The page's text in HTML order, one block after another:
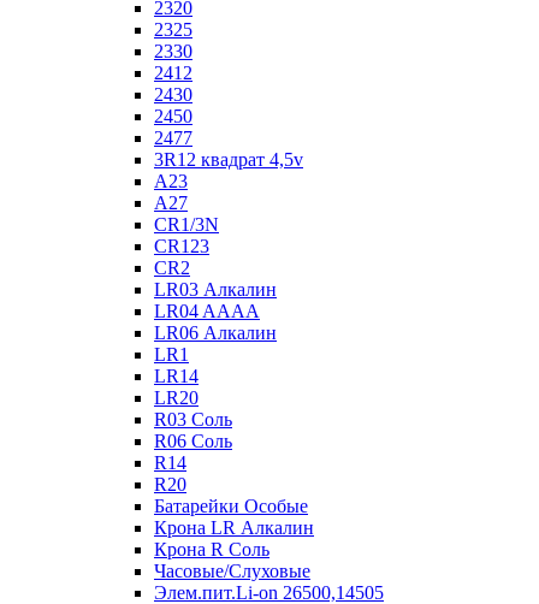
2320
2325
2330
2412
2430
2450
2477
3R12 квадрат 4,5v
A23
A27
CR1/3N
CR123
CR2
LR03 Алкалин
LR04 AAAA
LR06 Алкалин
LR1
LR14
LR20
R03 Соль
R06 Соль
R14
R20
Батарейки Особые
Крона LR Алкалин
Крона R Соль
Часовые/Слуховые
Элем.пит.Li-on 26500,14505